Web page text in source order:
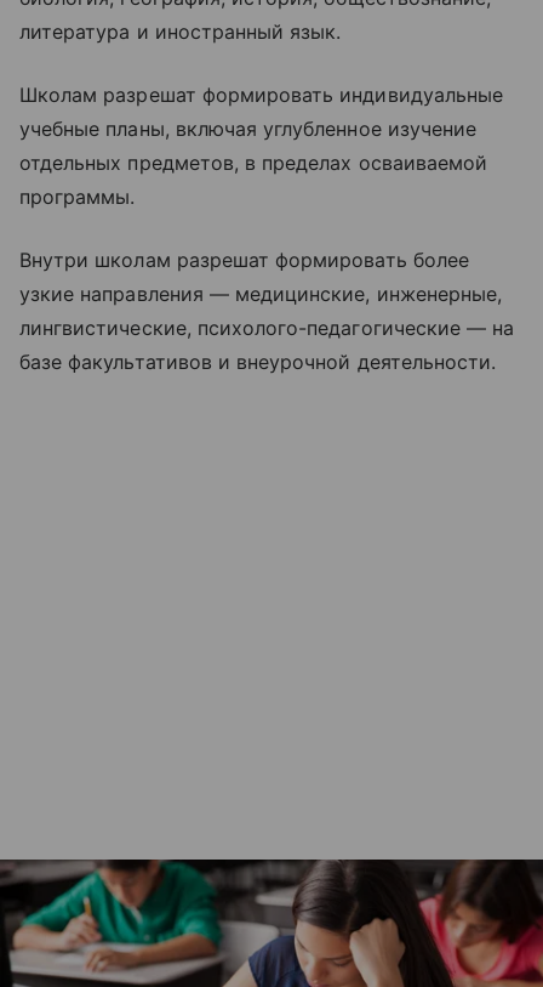
литература и иностранный язык.
Школам разрешат формировать индивидуальные
учебные планы, включая углубленное изучение
отдельных предметов, в пределах осваиваемой
программы.
Внутри школам разрешат формировать более
узкие направления — медицинские, инженерные,
лингвистические, психолого-педагогические — на
базе факультативов и внеурочной деятельности.